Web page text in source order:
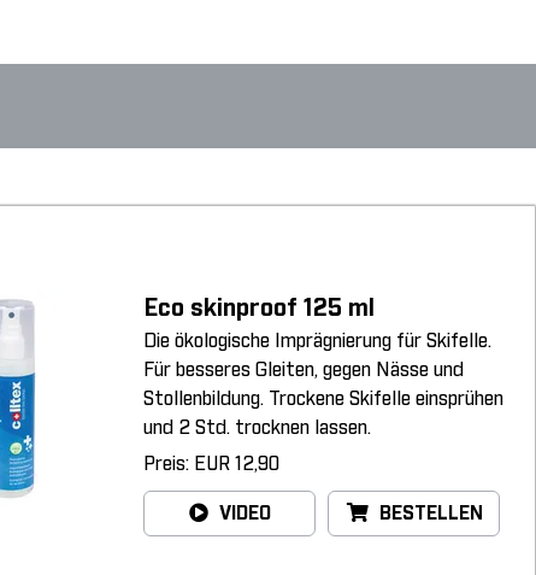
Eco skinproof 125 ml
Die ökologische Imprägnierung für Skifelle.
Für besseres Gleiten, gegen Nässe und
Stollenbildung. Trockene Skifelle einsprühen
und 2 Std. trocknen lassen.
Preis: EUR 12,90
VIDEO BESTELLEN